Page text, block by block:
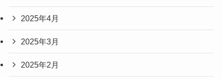
2025年4月
2025年3月
2025年2月